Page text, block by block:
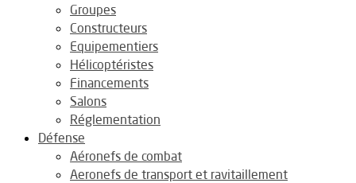
Groupes
Constructeurs
Equipementiers
Hélicoptéristes
Financements
Salons
Réglementation
Défense
Aéronefs de combat
Aeronefs de transport et ravitaillement